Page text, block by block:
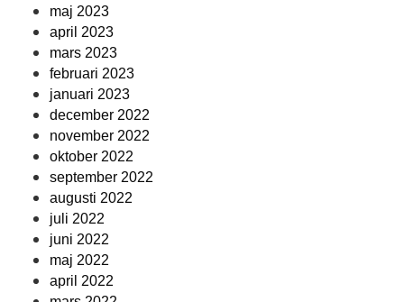
maj 2023
april 2023
mars 2023
februari 2023
januari 2023
december 2022
november 2022
oktober 2022
september 2022
augusti 2022
juli 2022
juni 2022
maj 2022
april 2022